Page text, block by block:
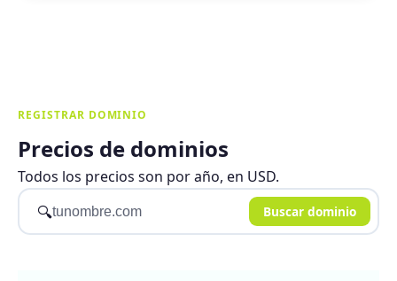
REGISTRAR DOMINIO
Precios de dominios
Todos los precios son por año, en USD.
🔍 Buscar dominio